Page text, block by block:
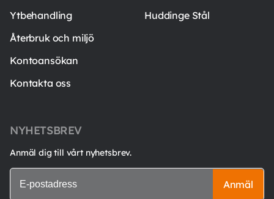
Huddinge Stål
Ytbehandling
Återbruk och miljö
Kontoansökan
Kontakta oss
NYHETSBREV
Anmäl dig till vårt nyhetsbrev.
Anmäl